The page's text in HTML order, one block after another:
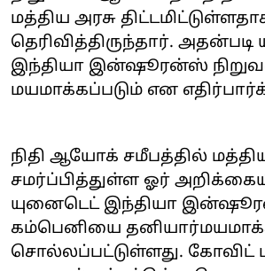
மத்திய அரசு
தெரிவித்திருந்தார்.
இந்தியா இன்ஷூரன்ஸ்
மயமாக்கப்படும் என
நிதி ஆயோக் சமீபத்தில்
சமர்ப்பித்துள்ள ஓர்
யுனைடெட் இந்தியா
கம்பெனியை
சொல்லப்பட்டுள்ளது. கோவிட்